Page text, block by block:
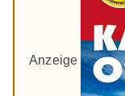
Anzeige